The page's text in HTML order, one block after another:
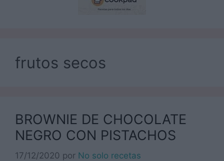
frutos secos
BROWNIE DE CHOCOLATE
NEGRO CON PISTACHOS
17/12/2020 por No solo recetas